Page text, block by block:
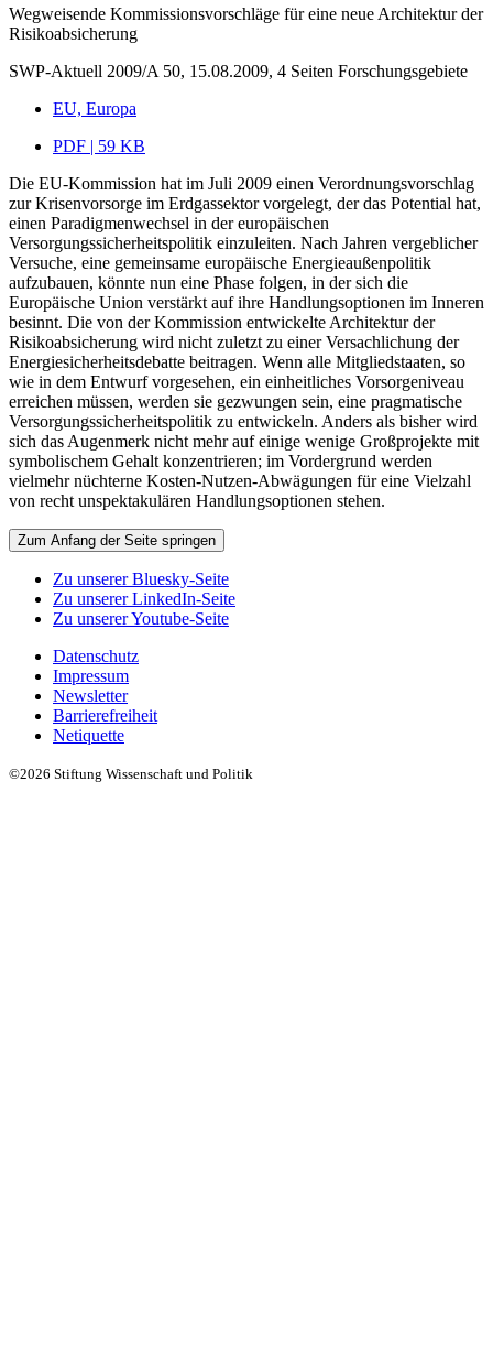
Wegweisende Kommissionsvorschläge für eine neue Architektur der
Risikoabsicherung
SWP-Aktuell 2009/A 50, 15.08.2009, 4 Seiten Forschungsgebiete
EU, Europa
PDF | 59 KB
Die EU-Kommission hat im Juli 2009 einen Verordnungsvorschlag
zur Krisenvorsorge im Erdgassektor vorgelegt, der das Potential hat,
einen Paradigmenwechsel in der europäischen
Versorgungssicherheitspolitik einzuleiten. Nach Jahren vergeblicher
Versuche, eine gemeinsame europäische Energieaußenpolitik
aufzubauen, könnte nun eine Phase folgen, in der sich die
Europäische Union verstärkt auf ihre Handlungsoptionen im Inneren
besinnt. Die von der Kommission entwickelte Architektur der
Risikoabsicherung wird nicht zuletzt zu einer Versachlichung der
Energiesicherheitsdebatte beitragen. Wenn alle Mitgliedstaaten, so
wie in dem Entwurf vorgesehen, ein einheitliches Vorsorgeniveau
erreichen müssen, werden sie gezwungen sein, eine pragmatische
Versorgungssicherheitspolitik zu entwickeln. Anders als bisher wird
sich das Augenmerk nicht mehr auf einige wenige Großprojekte mit
symbolischem Gehalt konzentrieren; im Vordergrund werden
vielmehr nüchterne Kosten-Nutzen-Abwägungen für eine Vielzahl
von recht unspektakulären Handlungsoptionen stehen.
Zum Anfang der Seite springen
Zu unserer Bluesky-Seite
Zu unserer LinkedIn-Seite
Zu unserer Youtube-Seite
Datenschutz
Impressum
Newsletter
Barrierefreiheit
Netiquette
©2026 Stiftung Wissenschaft und Politik